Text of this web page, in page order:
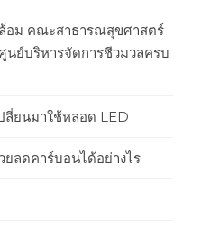
อม คณะสาธารณสุขศาสตร์
นย์บริหารจัดการชีวมวลครบ
ลี่ยนมาใช้หลอด LED
ยลดคาร์บอนได้อย่างไร